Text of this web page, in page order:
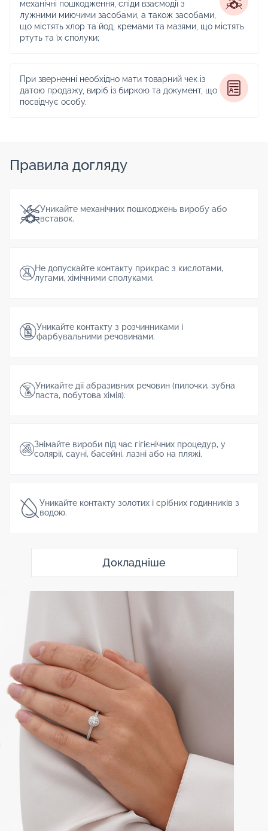
механічні пошкодження, сліди взаємодії з
лужними миючими засобами, а також засобами,
що містять хлор та йод, кремами та мазями, що містять
ртуть та їх сполуки;
При зверненні необхідно мати товарний чек із
датою продажу, виріб із биркою та документ, що
посвідчує особу.
Правила догляду
Уникайте механічних пошкоджень виробу або
вставок.
Не допускайте контакту прикрас з кислотами,
лугами, хімічними сполуками.
Уникайте контакту з розчинниками і
фарбувальними речовинами.
Уникайте дії абразивних речовин (пилочки, зубна
паста, побутова хімія).
Знімайте вироби під час гігієнічних процедур, у
солярії, сауні, басейні, лазні або на пляжі.
Уникайте контакту золотих і срібних годинників з
водою.
Докладніше